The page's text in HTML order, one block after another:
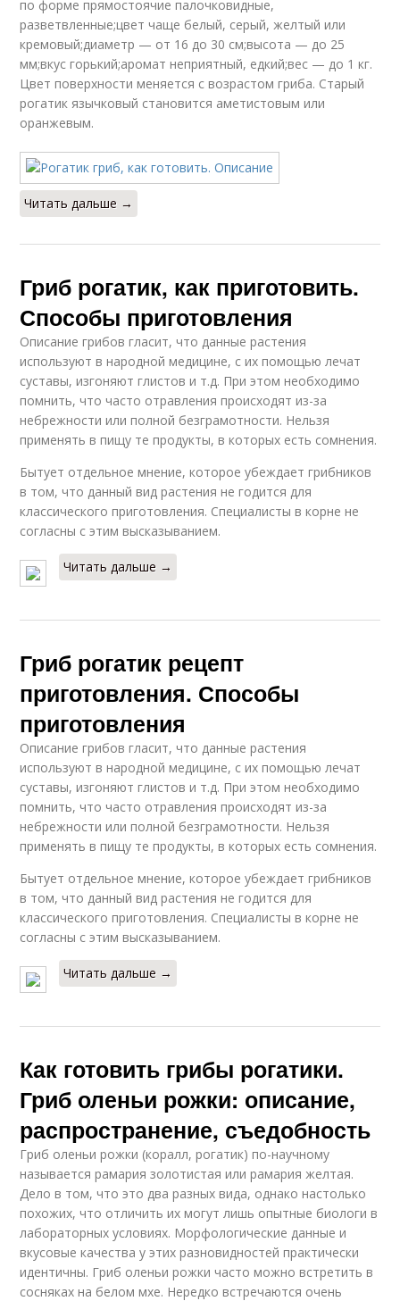
по форме прямостоячие палочковидные,
разветвленные;цвет чаще белый, серый, желтый или
кремовый;диаметр — от 16 до 30 см;высота — до 25
мм;вкус горький;аромат неприятный, едкий;вес — до 1 кг.
Цвет поверхности меняется с возрастом гриба. Старый
рогатик язычковый становится аметистовым или
оранжевым.
Читать дальше →
Гриб рогатик, как приготовить.
Способы приготовления
Описание грибов гласит, что данные растения
используют в народной медицине, с их помощью лечат
суставы, изгоняют глистов и т.д. При этом необходимо
помнить, что часто отравления происходят из-за
небрежности или полной безграмотности. Нельзя
применять в пищу те продукты, в которых есть сомнения.
Бытует отдельное мнение, которое убеждает грибников
в том, что данный вид растения не годится для
классического приготовления. Специалисты в корне не
согласны с этим высказыванием.
Читать дальше →
Гриб рогатик рецепт
приготовления. Способы
приготовления
Описание грибов гласит, что данные растения
используют в народной медицине, с их помощью лечат
суставы, изгоняют глистов и т.д. При этом необходимо
помнить, что часто отравления происходят из-за
небрежности или полной безграмотности. Нельзя
применять в пищу те продукты, в которых есть сомнения.
Бытует отдельное мнение, которое убеждает грибников
в том, что данный вид растения не годится для
классического приготовления. Специалисты в корне не
согласны с этим высказыванием.
Читать дальше →
Как готовить грибы рогатики.
Гриб оленьи рожки: описание,
распространение, съедобность
Гриб оленьи рожки (коралл, рогатик) по-научному
называется рамария золотистая или рамария желтая.
Дело в том, что это два разных вида, однако настолько
похожих, что отличить их могут лишь опытные биологи в
лабораторных условиях. Морфологические данные и
вкусовые качества у этих разновидностей практически
идентичны. Гриб оленьи рожки часто можно встретить в
сосняках на белом мхе. Нередко встречаются очень